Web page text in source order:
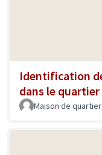
Identification
dans le quartier
Maison de